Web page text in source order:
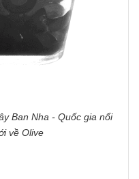
Ban Nha - Quốc gia nổi
về Olive